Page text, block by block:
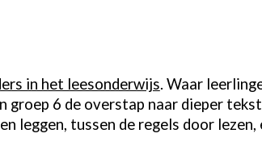
in het leesonderwijs. Waar
6 de overstap naar dieper
leggen, tussen de regels door